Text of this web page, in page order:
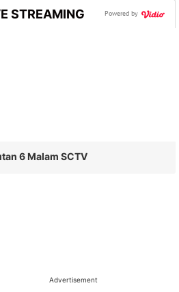
STREAMING Powered by
6 Malam SCTV
Advertisement